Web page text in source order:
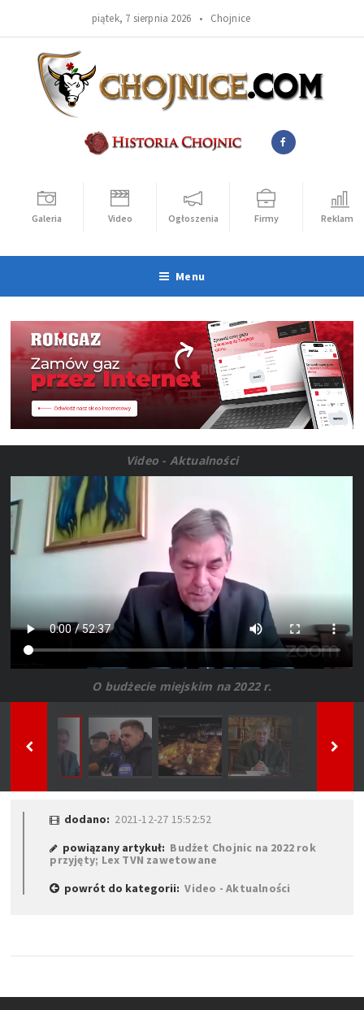
piątek, 7 sierpnia 2026 • Chojnice
Galeria Video Ogłoszenia Firmy Reklama
Menu
Video - Aktualności
O budżecie miejskim na 2022 r.
dodano: 2021-12-27 15:52:52
powiązany artykuł: Budżet Chojnic na 2022 rok
przyjęty; Lex TVN zawetowane
powrót do kategorii:Video - Aktualności